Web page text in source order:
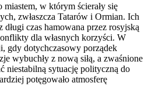
w którym ścierały się
zwłaszcza Tatarów i Ormian. Ich
długi czas hamowana przez rosyjską
dla własnych korzyści. W
gdy dotychczasowy porządek
wybuchły z nową siłą, a zwaśnione
niestabilną sytuację polityczną do
potęgowało atmosferę